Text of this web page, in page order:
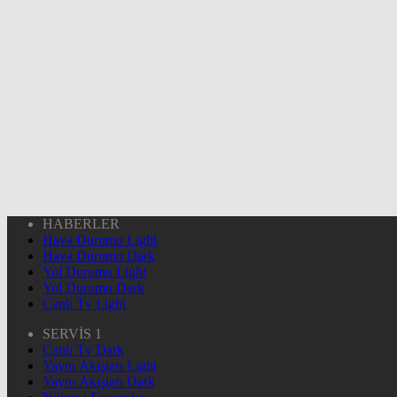
HABERLER
Hava Durumu Light
Hava Durumu Dark
Yol Durumu Light
Yol Durumu Dark
Canlı Tv Light
SERVİS 1
Canlı Tv Dark
Yayın Akışları Light
Yayın Akışları Dark